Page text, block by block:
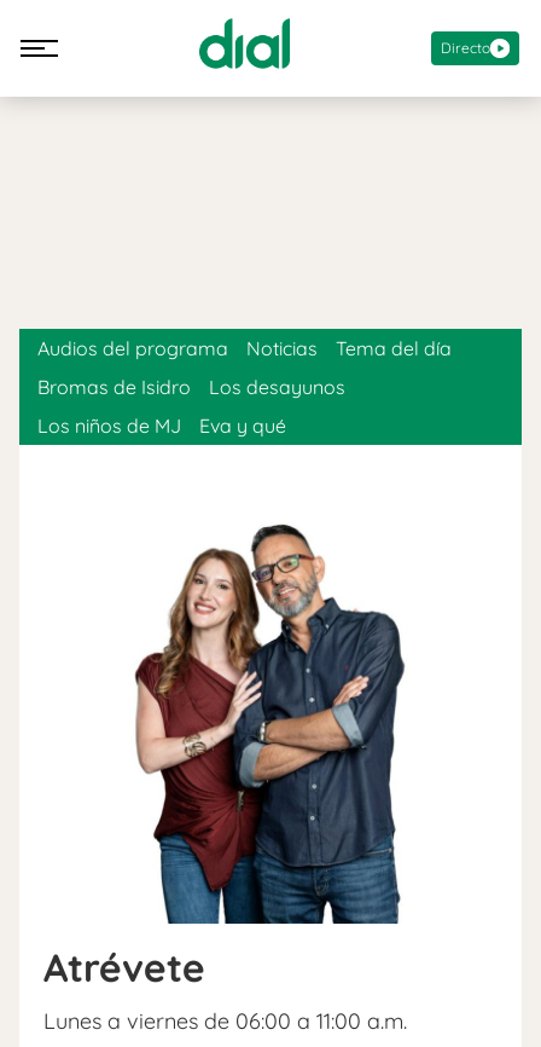
Directo
Atrévete
Lunes a viernes de 06:00 a 11:00 a.m.
Audios del programa Noticias
Tema del día
Bromas de Isidro
Los desayunos
Los niños de MJ
Eva y qué